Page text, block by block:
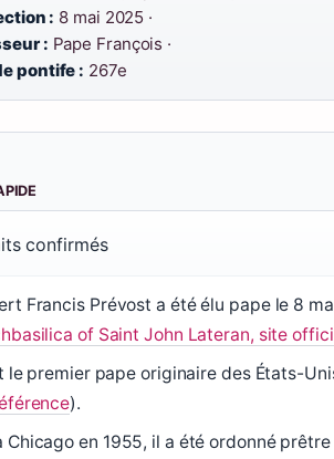
: 8 mai 2025 ·
: Pape François ·
pontife : 267e
confirmés
Francis Prévost a été élu pape le 8
of Saint John Lateran, site
le premier pape originaire des États-
).
Chicago en 1955, il a été ordonné prêtre